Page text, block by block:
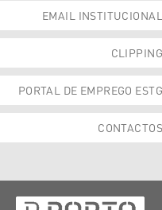
EMAIL INSTITUCIONAL
CLIPPING
PORTAL DE EMPREGO ESTG
CONTACTOS